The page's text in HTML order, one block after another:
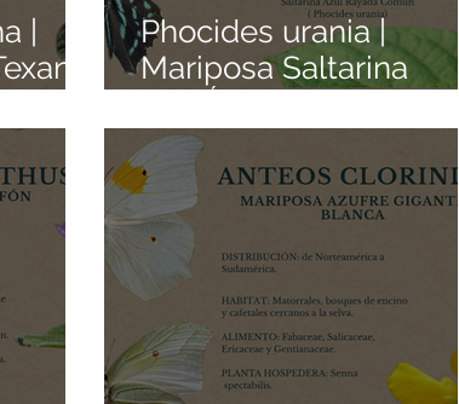
|
|
Phocides urania |
Mariposa Saltarina
Mariposas Mexicanas |
Pedacitos de Origen